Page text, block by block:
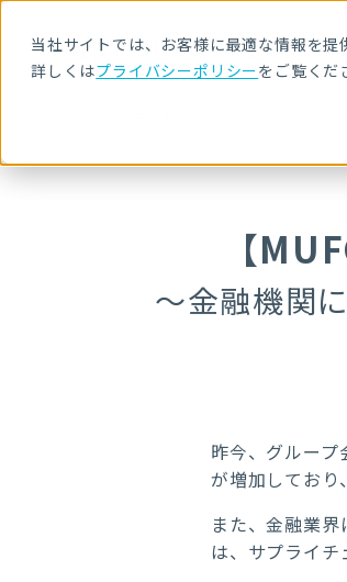
当社サイトでは、お客様に最適な情報を
詳しくはプライバシーポリシーをご覧くだ
【
～金融機関
昨今、グルー
が増加しており
また、金融業
は、サプライチ